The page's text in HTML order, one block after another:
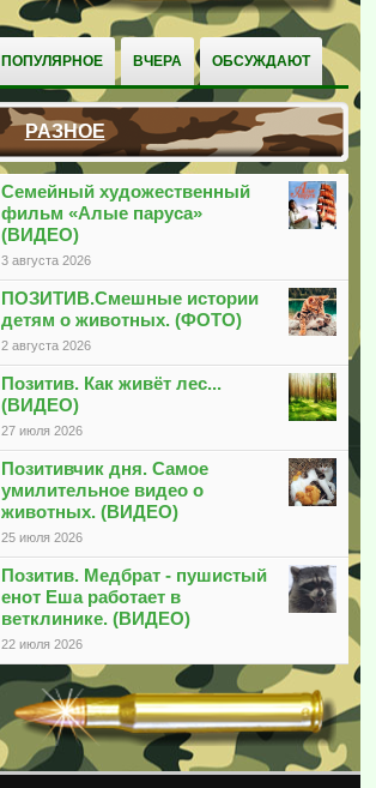
ПОПУЛЯРНОЕ ВЧЕРА ОБСУЖДАЮТ
РАЗНОЕ
Семейный художественный
фильм «Алые паруса»
(ВИДЕО)
3 августа 2026
ПОЗИТИВ.Смешные истории
детям о животных. (ФОТО)
2 августа 2026
Позитив. Как живёт лес...
(ВИДЕО)
27 июля 2026
Позитивчик дня. Самое
умилительное видео о
животных. (ВИДЕО)
25 июля 2026
Позитив. Медбрат - пушистый
енот Еша работает в
ветклинике. (ВИДЕО)
22 июля 2026